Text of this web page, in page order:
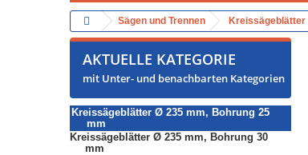
Sägen und Trennen Kreissägeblätter
AKTUELLE KATEGORIE
mit Unter- und benachbarten Kategorien
Kreissägeblätter Ø 235 mm, Bohrung 25
mm
Kreissägeblätter Ø 235 mm, Bohrung 30
mm